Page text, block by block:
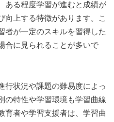
ある程度学習が進むと成績が
向上する特徴があります。こ
者が一定のスキルを習得した
合に見られることが多いで
行状況や課題の難易度によっ
の特性や学習環境も学習曲線
育者や学習支援者は、学習曲